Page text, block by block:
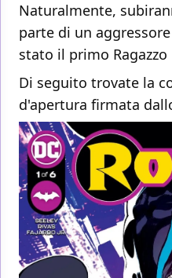
Naturalmente,
parte di un
stato il primo
Di seguito trovate la
d'apertura firmata